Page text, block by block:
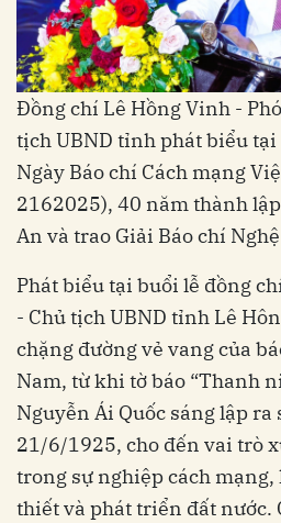
Đồng chí Lê Hồng Vinh -
tịch UBND tỉnh phát biểu
Ngày Báo chí Cách mạng
2162025), 40 năm thành
An và trao Giải Báo chí
Phát biểu tại buổi lễ đồng
- Chủ tịch UBND tỉnh Lê
chặng đường vẻ vang của
Nam, từ khi tờ báo “Thanh
Nguyễn Ái Quốc sáng lập
21/6/1925, cho đến vai trò
trong sự nghiệp cách
thiết và phát triển đất nước.